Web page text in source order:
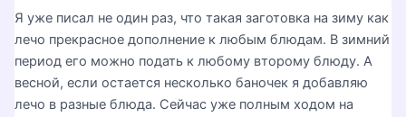
Я уже писал не один раз, что такая заготовка на зиму как
лечо прекрасное дополнение к любым блюдам. В зимний
период его можно подать к любому второму блюду. А
весной, если остается несколько баночек я добавляю
лечо в разные блюда. Сейчас уже полным ходом на